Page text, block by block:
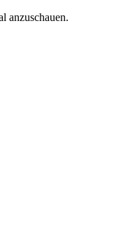
anzuschauen.